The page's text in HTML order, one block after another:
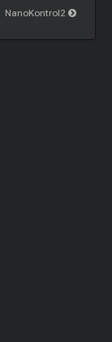
NanoKontrol2